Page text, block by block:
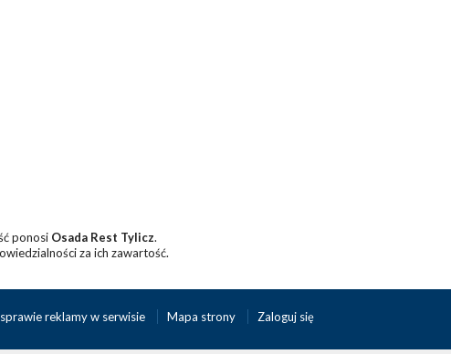
ponosi Osada Rest Tylicz.
za ich zawartość.
reklamy w serwisie Mapa strony Zaloguj się